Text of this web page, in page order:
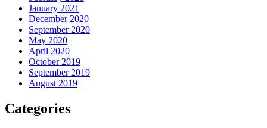
January 2021
December 2020
September 2020
May 2020
April 2020
October 2019
September 2019
August 2019
Categories